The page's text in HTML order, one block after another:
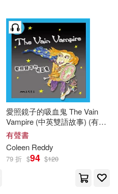
愛照鏡子的吸血鬼 The Vain
Vampire (中英雙語故事) (有聲
書)
有聲書
Coleen Reddy
79 折 $94 $120